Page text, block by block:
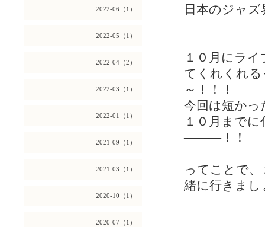
2022-06（1）
2022-05（1）
2022-04（2）
2022-03（1）
2022-01（1）
2021-09（1）
2021-03（1）
2020-10（1）
2020-07（1）
日本のジャ
１０月にラ
てくれくれ
～！！！
今回は短か
１０月まで
―――！！
ってことで
緒に行きまし